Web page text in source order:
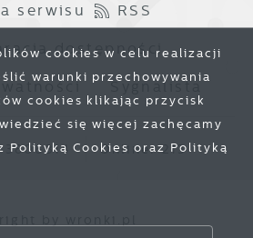
serwisu RSS
dostępności
Sygnalista
Online: 213
cookies w celu realizacji
warunki przechowywania
cookies klikając przycisk
się więcej zachęcamy
Polityką Cookies oraz Polityką